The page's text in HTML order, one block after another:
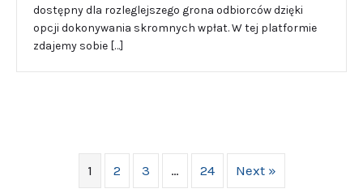
dostępny dla rozleglejszego grona odbiorców dzięki
opcji dokonywania skromnych wpłat. W tej platformie
zdajemy sobie […]
1 2 3 … 24 Next »